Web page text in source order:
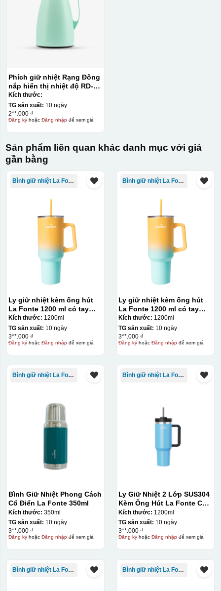
Phích giữ nhiệt Rạng Đông
nắp hiển thị nhiệt độ RD-
1045 N3.E 1L màu xanh lá
Kích thước:
TG sản xuất: 10 ngày
2**.000 ₫
Đăng kýhoặc Đăng nhậpđể xem giá
Sản phẩm liên quan khác danh mục với giá
gần bằng
Bình giữ nhiệt La Fonte
Ly giữ nhiệt kèm ống hút
La Fonte 1200 ml có tay
cầm – 012317
Kích thước: 1200ml
TG sản xuất: 10 ngày
3**.000 ₫
Đăng kýhoặc Đăng nhậpđể xem giá
Bình giữ nhiệt La Fonte
Ly giữ nhiệt kèm ống hút
La Fonte 1200 ml có tay
cầm – 012317
Kích thước: 1200ml
TG sản xuất: 10 ngày
3**.000 ₫
Đăng kýhoặc Đăng nhậpđể xem giá
Bình giữ nhiệt La Fonte
Bình Giữ Nhiệt Phong Cách
Cổ Điển La Fonte 350ml
Kích thước: 350ml
TG sản xuất: 10 ngày
3**.000 ₫
Đăng kýhoặc Đăng nhậpđể xem giá
Bình giữ nhiệt La Fonte
Ly Giữ Nhiệt 2 Lớp SUS304
Kèm Ống Hút La Fonte Có
Tay Cầm 1200ml
Kích thước: 1200ml
TG sản xuất: 10 ngày
3**.000 ₫
Đăng kýhoặc Đăng nhậpđể xem giá
Bình giữ nhiệt La Fonte Bình giữ nhiệt La Fonte